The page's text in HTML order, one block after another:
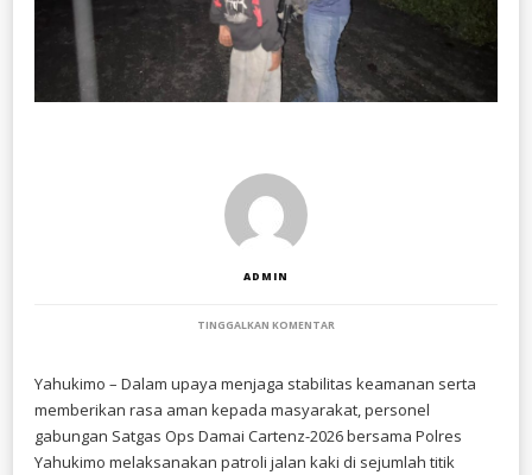
ADMIN
TINGGALKAN KOMENTAR
KAKI
DAMAI
CARTENZ
JAGA
Yahukimo – Dalam upaya menjaga stabilitas keamanan serta
memberikan rasa aman kepada masyarakat, personel
gabungan Satgas Ops Damai Cartenz-2026 bersama Polres
Yahukimo melaksanakan patroli jalan kaki di sejumlah titik